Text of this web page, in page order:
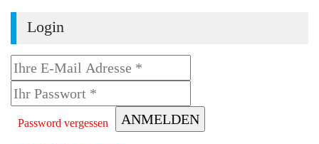
Login
Password vergessen